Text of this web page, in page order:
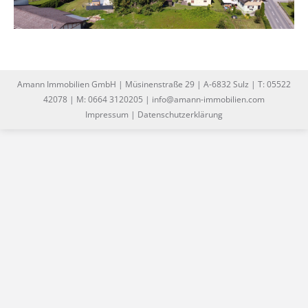
Amann Immobilien GmbH | Müsinenstraße 29 | A-6832 Sulz | T: 05522
42078 | M: 0664 3120205 | info@amann-immobilien.com
Impressum | Datenschutzerklärung